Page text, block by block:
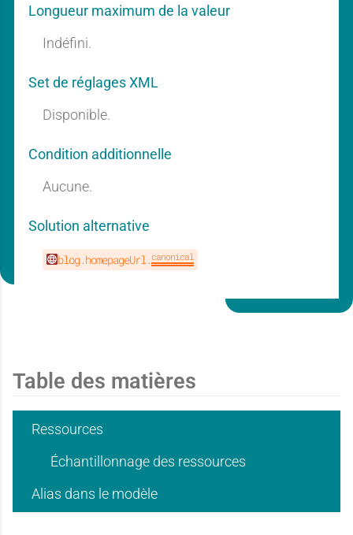
n
t
i
d
'
e
d
'
r
a
n
i
e
t
e
Longueur maximum de la valeur
Indéfini.
Set de réglages XML
Disponible.
Condition additionnelle
Aucune.
Solution alternative
blog.homepageUrl.canonical
Table des matières
Ressources
Échantillonnage des ressources
Alias dans le modèle